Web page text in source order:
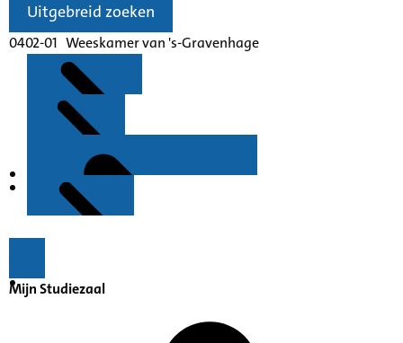
Uitgebreid zoeken
0402-01 Weeskamer van 's-Gravenhage
Kenmerken
Inleiding
Inventaris
Mijn Studiezaal